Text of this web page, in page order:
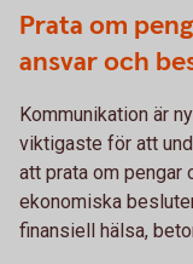
Prata om
ansvar och
Kommunikation är
viktigaste för att
att prata om pengar
ekonomiska
finansiell hälsa,